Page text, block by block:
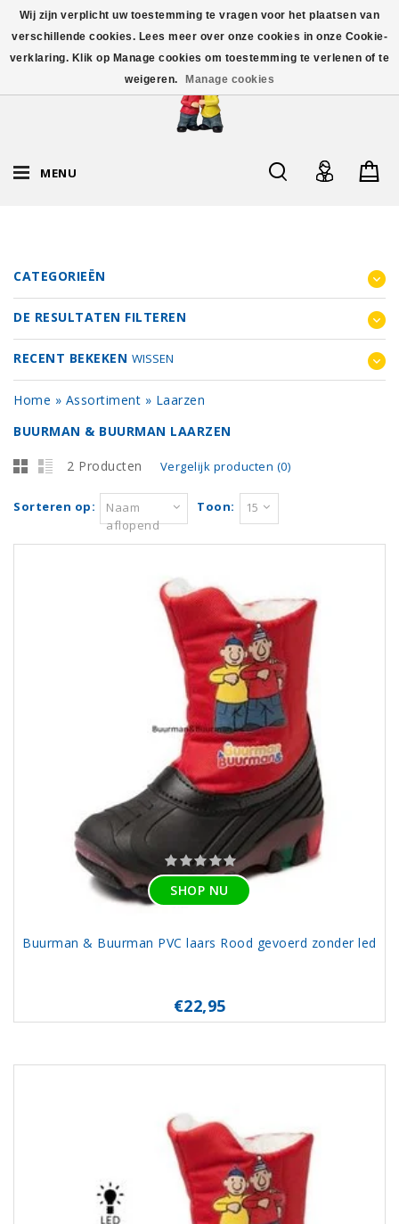
MENU
CATEGORIEËN
DE RESULTATEN FILTEREN
RECENT BEKEKEN WISSEN
Home » Assortiment » Laarzen
BUURMAN & BUURMAN LAARZEN
2 Producten Vergelijk producten (0)
Sorteren op:
Naam
aflopend
Toon: 15
SHOP NU
Buurman & Buurman PVC laars Rood gevoerd zonder led
€22,95
Wij zijn verplicht uw toestemming te vragen voor het plaatsen van
verschillende cookies. Lees meer over onze cookies in onze Cookie-
verklaring. Klik op Manage cookies om toestemming te verlenen of te
weigeren.
Manage cookies